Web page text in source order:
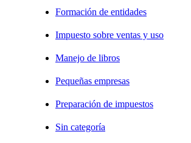
Formación de entidades
Impuesto sobre ventas y uso
Manejo de libros
Pequeñas empresas
Preparación de impuestos
Sin categoría